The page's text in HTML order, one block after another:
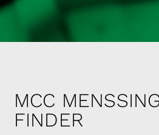
MCC
FINDER